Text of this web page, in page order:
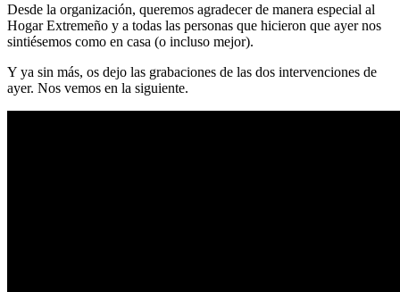
Desde la organización, queremos agradecer de manera especial al
Hogar Extremeño y a todas las personas que hicieron que ayer nos
sintiésemos como en casa (o incluso mejor).
Y ya sin más, os dejo las grabaciones de las dos intervenciones de
ayer. Nos vemos en la siguiente.